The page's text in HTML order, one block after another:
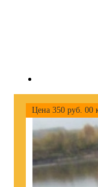
Цена 350 руб. 00